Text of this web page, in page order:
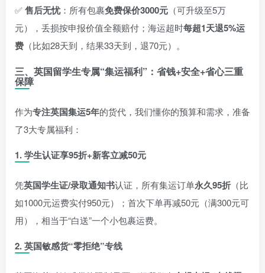
✅售后无忧：所有包裹免费保价3000元 （可升级至5万
元），丢损按申报价值全额赔付；海运超时每超1天退5%运
费 （比如28天到，结果33天到，退70元）。
三、英国留学生专属“集运福利”：省钱+安全+省心三重
保障
作为专注英国集运5年的货代，我们懂你的预算和需求，准备
了3大专属福利：
1.学生认证享95折+新客立减50元
凭英国学生证/录取通知书认证，所有集运订单永久95折 （比
如1000元运费实付950元）；首次下单再减50元（满300元可
用），相当于“白送”一个小包裹运费。
2.英国敏感货“零拒绝”专线